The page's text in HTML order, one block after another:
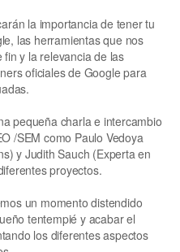
la importancia de tener tu
las herramientas que nos
y la relevancia de las
oficiales de Google para
pequeña charla e intercambio
/SEM como Paulo Vedoya
y Judith Sauch (Experta en
proyectos.
un momento distendido
tentempié y acabar el
los diferentes aspectos